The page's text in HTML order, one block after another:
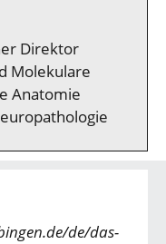
Direktor
Molekulare
Anatomie
de/das-